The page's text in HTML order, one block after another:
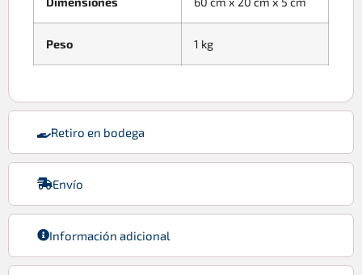
Retiro en bodega
Envío
Información adicional
Peso 1 kg